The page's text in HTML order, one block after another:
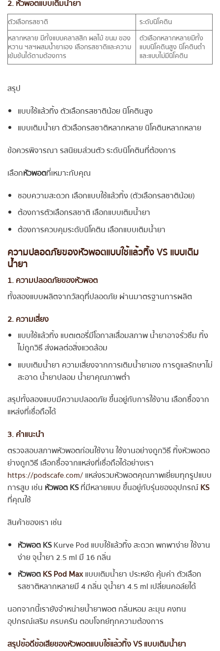
2. หัวพอตแบบเติมน้ำยา
ตัวเลือกรสชาติ
ระดับนิโคติน
หลากหลาย มีทั้งแบบคลาสสิก ผลไม้ ขนม ของ
หวาน ฯลฯผสมน้ำยาเอง เลือกรสชาติและความ
เข้มข้นได้ตามต้องการ
ตัวเลือกหลากหลายมีทั้ง
แบบนิโคตินสูง นิโคตินต่ำ
และแบบไม่มีนิโคติน
สรุป
แบบใช้แล้วทิ้ง ตัวเลือกรสชาติน้อย นิโคตินสูง
แบบเติมน้ำยา ตัวเลือกรสชาติหลากหลาย นิโคตินหลากหลาย
ข้อควรพิจารณา รสนิยมส่วนตัว ระดับนิโคตินที่ต้องการ
เลือกหัวพอตที่เหมาะกับคุณ
ชอบความสะดวก เลือกแบบใช้แล้วทิ้ง (ตัวเลือกรสชาติน้อย)
ต้องการตัวเลือกรสชาติ เลือกแบบเติมน้ำยา
ต้องการควบคุมระดับนิโคติน เลือกแบบเติมน้ำยา
ความปลอดภัยของหัวพอตแบบใช้แล้วทิ้ง VS แบบเติม
น้ำยา
1. ความปลอดภัยของหัวพอต
ทั้งสองแบบผลิตจากวัสดุที่ปลอดภัย ผ่านมาตรฐานการผลิต
2. ความเสี่ยง
แบบใช้แล้วทิ้ง แบตเตอรี่มีโอกาสเสื่อมสภาพ น้ำยาอาจรั่วซึม ทิ้ง
ไม่ถูกวิธี ส่งผลต่อสิ่งแวดล้อม
แบบเติมน้ำยา ความเสี่ยงจากการเติมน้ำยาเอง การดูแลรักษาไม่
สะอาด น้ำยาปลอม น้ำยาคุณภาพต่ำ
สรุปทั้งสองแบบมีความปลอดภัย ขึ้นอยู่กับการใช้งาน เลือกซื้อจาก
แหล่งที่เชื่อถือได้
3. คำแนะนำ
ตรวจสอบสภาพหัวพอตก่อนใช้งาน ใช้งานอย่างถูกวิธี ทิ้งหัวพอตอ
ย่างถูกวิธี เลือกซื้อจากแหล่งที่เชื่อถือได้อย่างเรา
https://podscafe.com/แหล่งรวมหัวพอตคุณภาพเยี่ยมทุกรูปแบบ
การสูบ เช่น หัวพอต KSที่มีหลายแบบ ขึ้นอยู่กับรุ่นของอุปกรณ์KS
ที่คุณใช้
สินค้าของเรา เช่น
หัวพอต KS Kurve Pod แบบใช้แล้วทิ้ง สะดวก พกพาง่าย ใช้งาน
ง่าย จุน้ำยา 2.5 ml มี 16 กลิ่น
หัวพอตKS Pod Maxแบบเติมน้ำยา ประหยัด คุ้มค่า ตัวเลือก
รสชาติหลากหลายมี 4 กลิ่น จุน้ำยา 4.5 ml เปลี่ยนคอล์ยได้
นอกจากนี้เรายังจำหน่ายน้ำยาพอต กลิ่นหอม ละมุน คงทน
อุปกรณ์เสริม ครบครัน ตอบโจทย์ทุกความต้องการ
สรุปข้อดีข้อเสียของหัวพอตแบบใช้แล้วทิ้ง VS แบบเติมน้ำยา